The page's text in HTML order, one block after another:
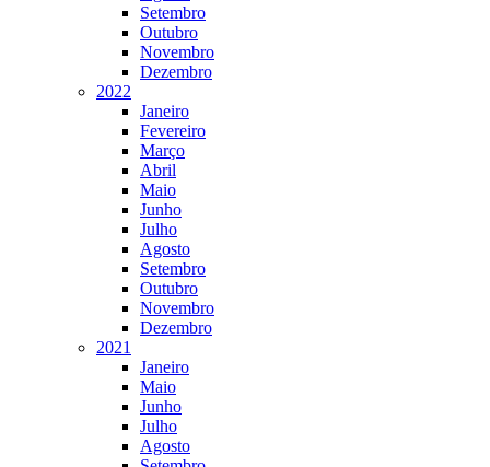
Setembro
Outubro
Novembro
Dezembro
2022
Janeiro
Fevereiro
Março
Abril
Maio
Junho
Julho
Agosto
Setembro
Outubro
Novembro
Dezembro
2021
Janeiro
Maio
Junho
Julho
Agosto